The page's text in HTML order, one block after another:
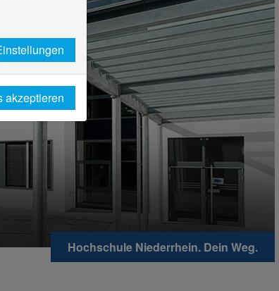
Hochschule Niederrhein. Dein Weg.
akzeptieren